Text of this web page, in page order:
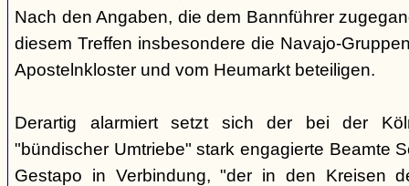
Nach den Angaben, die dem Bannführer
diesem Treffen insbesondere die Navajo-
Apostelnkloster und vom Heumarkt beteiligen.
Derartig alarmiert setzt sich der bei der
"bündischer Umtriebe" stark engagierte Beamte
Gestapo in Verbindung, "der in den Kreisen